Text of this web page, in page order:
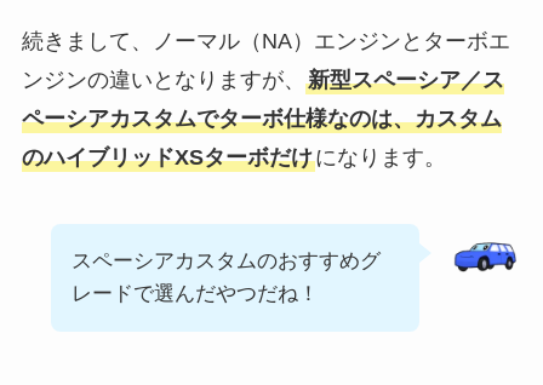
続きまして、ノーマル（NA）エンジンとターボエ
ンジンの違いとなりますが、 新型スペーシア／ス
ペーシアカスタムでターボ仕様なのは、カスタム
のハイブリッドXSターボだけになります。
スペーシアカスタムのおすすめグ
レードで選んだやつだね！